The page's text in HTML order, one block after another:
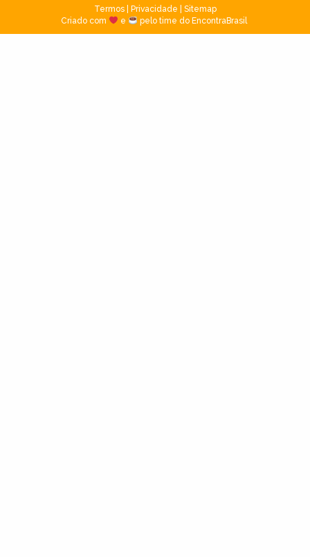
Termos| Privacidade
Sitemap
Criado com
e pelo time do EncontraBrasil